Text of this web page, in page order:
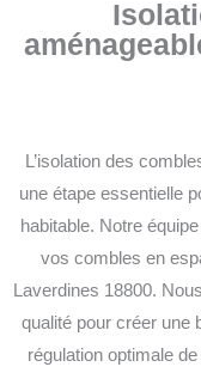
L’isolation des
une étape essentielle
habitable. Notre
vos combles en
Laverdines 18800.
qualité pour créer une
régulation optimale